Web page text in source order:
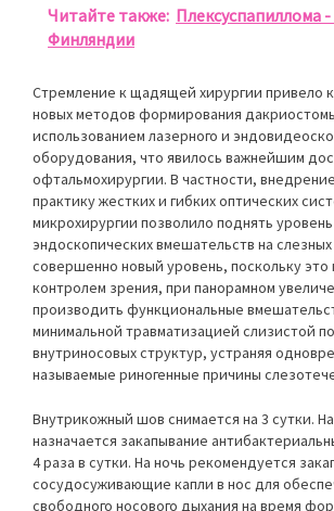
Читайте также: Плексуспапиллома
Финляндии
Стремление к щадящей хирургии привело
новых методов формирования
использованием лазерного и
оборудования, что явилось важнейшим
офтальмохирургии. В частности,
практику жестких и гибких оптических
микрохирургии позволило поднять
эндоскопических вмешательств на слезных
совершенно новый уровень, поскольку это
контролем зрения, при панорамном
производить функциональные
минимальной травматизацией слизистой
внутриносовых структур, устраняя
называемые риногенные причины
Внутрикожный шов снимается на 3 сутки.
назначается закапывание
4 раза в сутки. На ночь рекомендуется
сосудосуживающие капли в нос для
свободного носового дыхания на время